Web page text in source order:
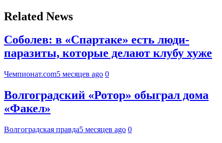
Related News
Соболев: в «Спартаке» есть люди-
паразиты, которые делают клубу хуже
Чемпионат.com5 месяцев ago 0
Волгоградский «Ротор» обыграл дома
«Факел»
Волгоградская правда5 месяцев ago 0